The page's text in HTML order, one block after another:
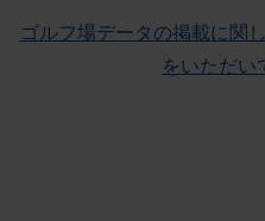
ゴルフ場データの掲載に関
をいただい